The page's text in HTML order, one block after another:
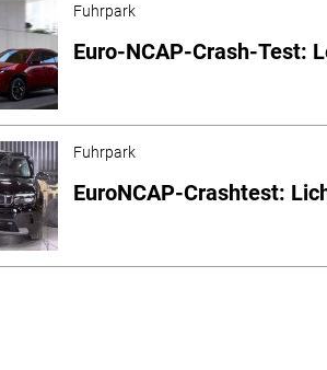
Fuhrpark
Euro-NCAP-Crash-Test:
Fuhrpark
EuroNCAP-Crashtest: